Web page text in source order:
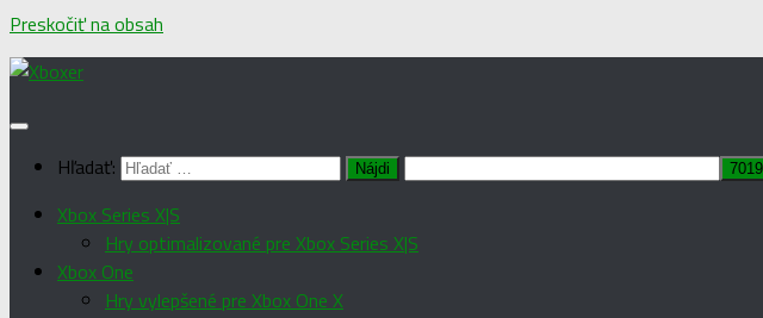
Preskočiť na obsah
Hľadať:
Xbox Series X|S
Hry optimalizované pre Xbox Series X|S
Xbox One
Hry vylepšené pre Xbox One X